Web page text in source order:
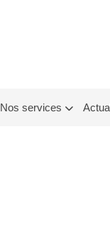
Nos services